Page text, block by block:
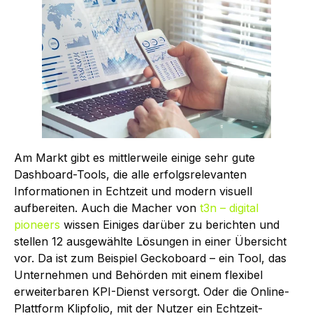
Am Markt gibt es mittlerweile einige sehr gute
Dashboard-Tools, die alle erfolgsrelevanten
Informationen in Echtzeit und modern visuell
aufbereiten. Auch die Macher von t3n – digital
pioneers wissen Einiges darüber zu berichten und
stellen 12 ausgewählte Lösungen in einer Übersicht
vor. Da ist zum Beispiel Geckoboard – ein Tool, das
Unternehmen und Behörden mit einem flexibel
erweiterbaren KPI-Dienst versorgt. Oder die Online-
Plattform Klipfolio, mit der Nutzer ein Echtzeit-